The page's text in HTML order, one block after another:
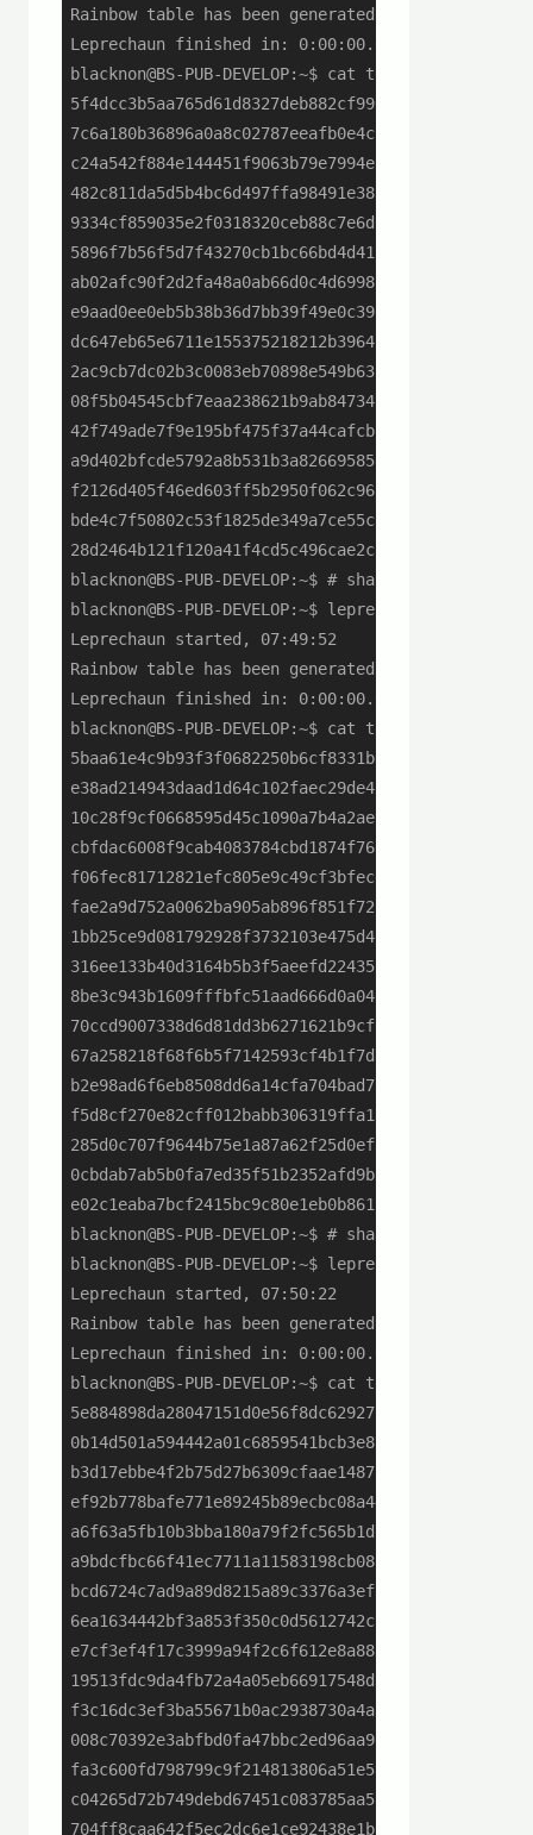
Rainbow table has been generated
Leprechaun finished in: 0:00:00.022383.
blacknon@BS-PUB-DEVELOP:~$ cat
5f4dcc3b5aa765d61d8327deb882cf99:password
7c6a180b36896a0a8c02787eeafb0e4c:password1
c24a542f884e144451f9063b79e7994e:password12
482c811da5d5b4bc6d497ffa98491e38:password123
9334cf859035e2f0318320ceb88c7e6d:passWord
5896f7b56f5d7f43270cb1bc66bd4d41:passWord1
ab02afc90f2d2fa48a0ab66d0c4d6998:passWord12
e9aad0ee0eb5b38b36d7bb39f49e0c39:passWord123
dc647eb65e6711e155375218212b3964:Password
2ac9cb7dc02b3c0083eb70898e549b63:Password1
08f5b04545cbf7eaa238621b9ab84734:Password12
42f749ade7f9e195bf475f37a44cafcb:Password123
a9d402bfcde5792a8b531b3a82669585:PassWord
f2126d405f46ed603ff5b2950f062c96:PassWord1
bde4c7f50802c53f1825de349a7ce55c:PassWord12
28d2464b121f120a41f4cd5c496cae2c:PassWord123
blacknon@BS-PUB-DEVELOP:~$ # sha1
blacknon@BS-PUB-DEVELOP:~$ leprechaun --
Leprechaun started, 07:49:52
Rainbow table has been generated
Leprechaun finished in: 0:00:00.023371.
blacknon@BS-PUB-DEVELOP:~$ cat
blacknon@BS-PUB-DEVELOP:~$ # sha256
blacknon@BS-PUB-DEVELOP:~$ leprechaun --
Leprechaun started, 07:50:22
Rainbow table has been generated
Leprechaun finished in: 0:00:00.023703.
blacknon@BS-PUB-DEVELOP:~$ cat